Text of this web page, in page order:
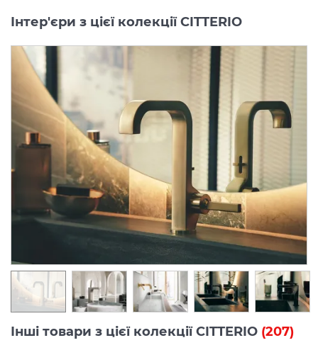
Інтер'єри з цієї колекції CITTERIO
Інші товари з цієї колекції CITTERIO (207)